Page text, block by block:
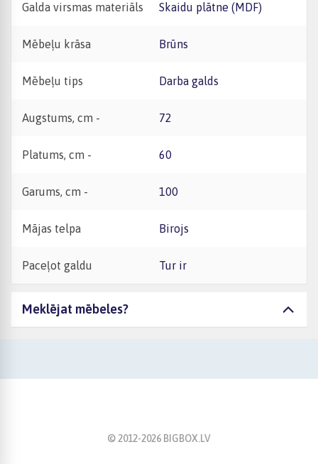
Galda virsmas materiāls Skaidu plātne (MDF)
Mēbeļu krāsa Brūns
Mēbeļu tips Darba galds
Augstums, cm - 72
Platums, cm - 60
Garums, cm - 100
Mājas telpa Birojs
Paceļot galdu Tur ir
Meklējat mēbeles?
© 2012-2026 BIGBOX.LV